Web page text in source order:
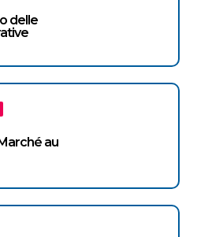
delle
au